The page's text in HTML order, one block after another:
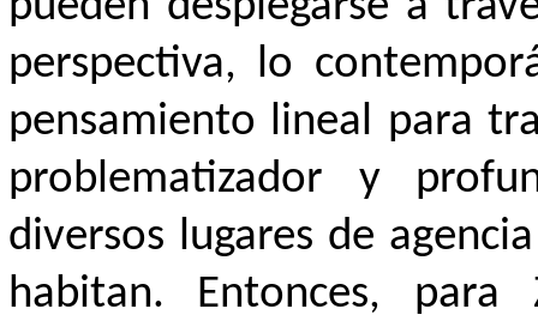
perspectiva, lo
pensamiento lineal para
problematizador y
diversos lugares de
habitan. Entonces, para